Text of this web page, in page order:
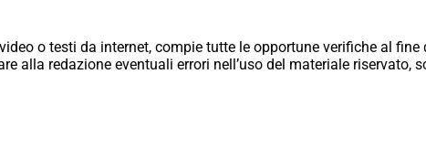
o testi da internet, compie tutte le opportune verifiche al
alla redazione eventuali errori nell’uso del materiale